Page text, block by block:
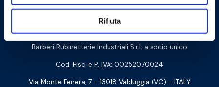
Rifiuta
Contattaci
Barberi Rubinetterie Industriali S.r.l. a socio unico
Cod. Fisc. e P. IVA: 00252070024
Via Monte Fenera, 7 - 13018 Valduggia (VC) - ITALY